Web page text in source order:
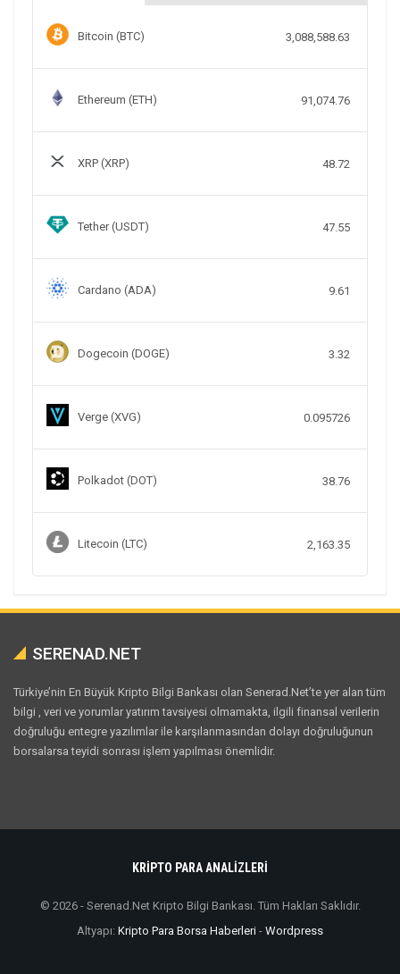
Bitcoin (BTC) 3,088,588.63
Ethereum (ETH) 91,074.76
XRP (XRP) 48.72
Tether (USDT) 47.55
Cardano (ADA) 9.61
Dogecoin (DOGE) 3.32
Verge (XVG) 0.095726
Polkadot (DOT) 38.76
Litecoin (LTC) 2,163.35
SERENAD.NET
Türkiye’nin En Büyük Kripto Bilgi Bankası olan Senerad.Net’te yer alan tüm
bilgi , veri ve yorumlar yatırım tavsiyesi olmamakta, ilgili finansal verilerin
doğruluğu entegre yazılımlar ile karşılanmasından dolayı doğruluğunun
borsalarsa teyidi sonrası işlem yapılması önemlidir.
KRİPTO PARA ANALİZLERİ
© 2026 - Serenad.Net Kripto Bilgi Bankası. Tüm Hakları Saklıdır.
Altyapı: Kripto Para Borsa Haberleri - Wordpress